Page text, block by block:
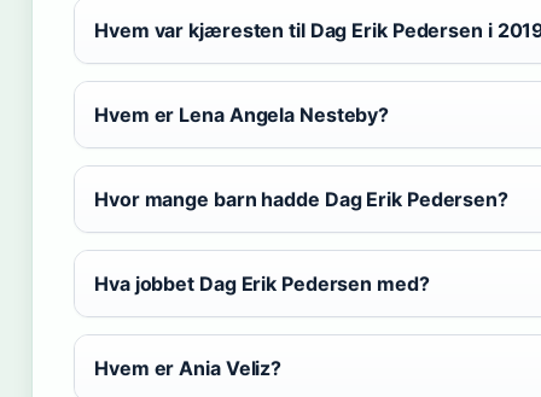
Hvem var kjæresten til Dag Erik Pedersen i
Hvem er Lena Angela Nesteby?
Hvor mange barn hadde Dag Erik Pedersen?
Hva jobbet Dag Erik Pedersen med?
Hvem er Ania Veliz?